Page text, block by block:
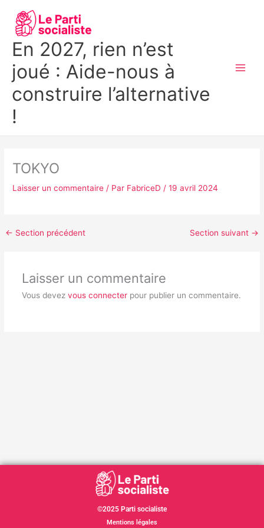
contenu
En 2027, rien n’est
joué : Aide-nous à
construire l’alternative
!
TOKYO
Laisser un commentaire / Par FabriceD/19 avril 2024
← Section précédent Section suivant →
Laisser un commentaire
Vous devez vous connecterpour publier un commentaire.
©2025 Parti socialiste
Mentions légales